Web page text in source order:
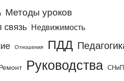
Методы уроков
связь Недвижимость
Отношения ПДД
Руководства